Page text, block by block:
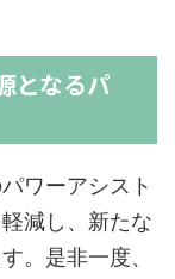
となるパ
ワーアシスト
減し、新たな
。是非一度、